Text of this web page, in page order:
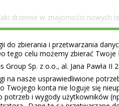
drzemie w znajomości nowych
dążą do rozwinięcia
z grupy wiekowej 45-54
projektowania i tworzenia
działania również w zakresie
się na podstawowej
i nie zostać w tyle.
do zbierania i przetwarzania
tego celu możemy zbierać
Sp. z o.o., al. Jana Pawła II
na nasze usprawiedliwione
Twojego konta nie loguje się
potrzeb i wygody użytkowników